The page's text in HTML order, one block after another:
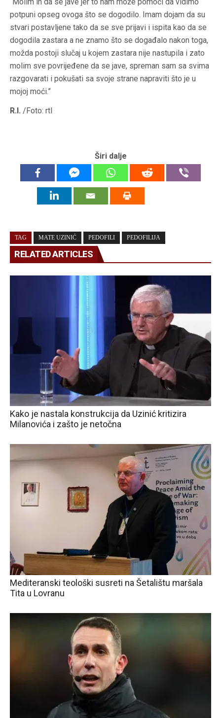
potpuni opseg ovoga što se dogodilo. Imam dojam da su
stvari postavljene tako da se sve prijavi i ispita kao da se
dogodila zastara a ne znamo što se događalo nakon toga,
možda postoji slučaj u kojem zastara nije nastupila i zato
molim sve povrijeđene da se jave, spreman sam sa svima
razgovarati i pokušati sa svoje strane napraviti što je u
mojoj moći.”
R.I. /Foto: rtl
Širi dalje
TAG MATE UZINIĆ PEDOFILI PEDOFILIJA
RELATED ARTICLES
Kako je nastala konstrukcija da Uzinić kritizira
Milanovića i zašto je netočna
Mediteranski teološki susreti na Šetalištu maršala
Tita u Lovranu